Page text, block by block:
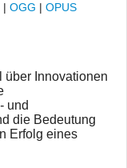
| OGG | OPUS
über Innovationen
und
die Bedeutung
Erfolg eines